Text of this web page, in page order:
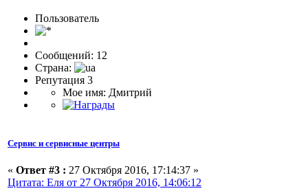
Пользоватeль
Сообщений: 12
Страна:
Репутация 3
Мое имя: Дмитрий
Сервис и сервисные центры
« Ответ #3 : 27 Октября 2016, 17:14:37 »
Цитата: Еля от 27 Октября 2016, 14:06:12